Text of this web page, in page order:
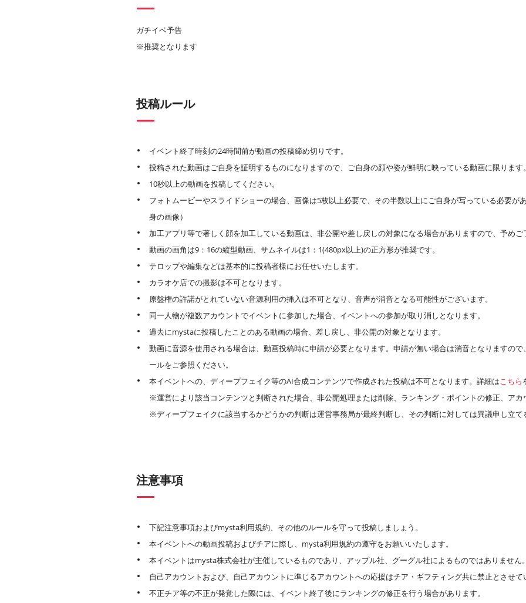
ガチイベ予告
※推奨となります
投稿ルール
イベント終了時刻の24時間前が動画の投稿締め切りです。
投稿された動画はご自身を証明するものになりますので、ご自身の顔や姿が鮮明に映っている動画に限ります
10秒以上の動画を投稿してください。
フォトムービーやスライドショーの場合、画像は5枚以上必要で、その半数以上にご自身が写っている必要が
身の画像）
加工アプリ等で著しく顔を加工している動画は、非公開や差し戻しの対象になる場合がありますので、予めご
動画の画角は9：16の縦型動画、サムネイルは1：1(480px以上)の正方形が推奨です。
テロップや編集などは基本的に投稿者様にお任せいたします。
カラオケ店での撮影は不可となります。
原盤権の許諾がとれていない音源利用の挿入は不可となり、音声が消音となる可能性がございます。
同一人物が複数アカウントでイベントに参加した場合、イベントへの参加が取り消しとなります。
過去にmystaに投稿したことのある動画の場合、差し戻し、非公開の対象となります。
動画に音源を使用される場合は、動画投稿時に申請が必要となります。申請が無い場合は消音となりますの
ールをご参照ください。
本イベントへの、ディープフェイク等のAI合成コンテンツで作成された投稿は不可となります。詳細はこちら
※運営により該当コンテンツと判断された場合、非公開処理または削除、ランキング・ポイントの修正、ア
※ディープフェイクに該当するかどうかの判断は運営事務局が最終判断し、その判断に対しては異議申し立て
注意事項
下記注意事項およびmysta利用規約、その他のルールを守って投稿しましょう。
本イベントへの動画投稿およびチアに際し、mysta利用規約の遵守をお願いいたします。
本イベントはmysta株式会社が主催しているものであり、アップル社、グーグル社によるものではありません
自己アカウントおよび、自己アカウントに準じるアカウントへの応援はチア・ギフティング共に禁止とさせて
不正チア等の不正が発覚した際には、イベント終了後にランキングの修正を行う場合があります。